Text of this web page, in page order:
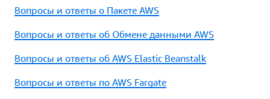
Вопросы и ответы о Пакете AWS
Вопросы и ответы об Обмене данными AWS
Вопросы и ответы об AWS Elastic Beanstalk
Вопросы и ответы по AWS Fargate